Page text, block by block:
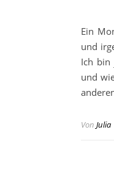
Ein
und
Ich bin
und
Von Julia